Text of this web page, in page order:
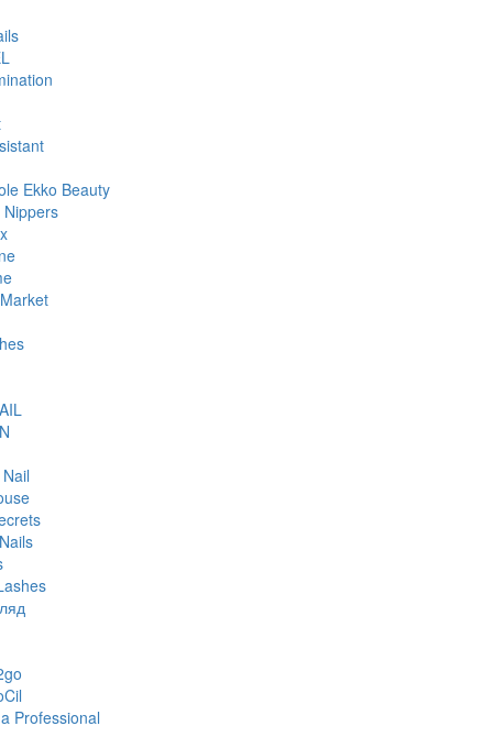
Ekko Beauty
Professional